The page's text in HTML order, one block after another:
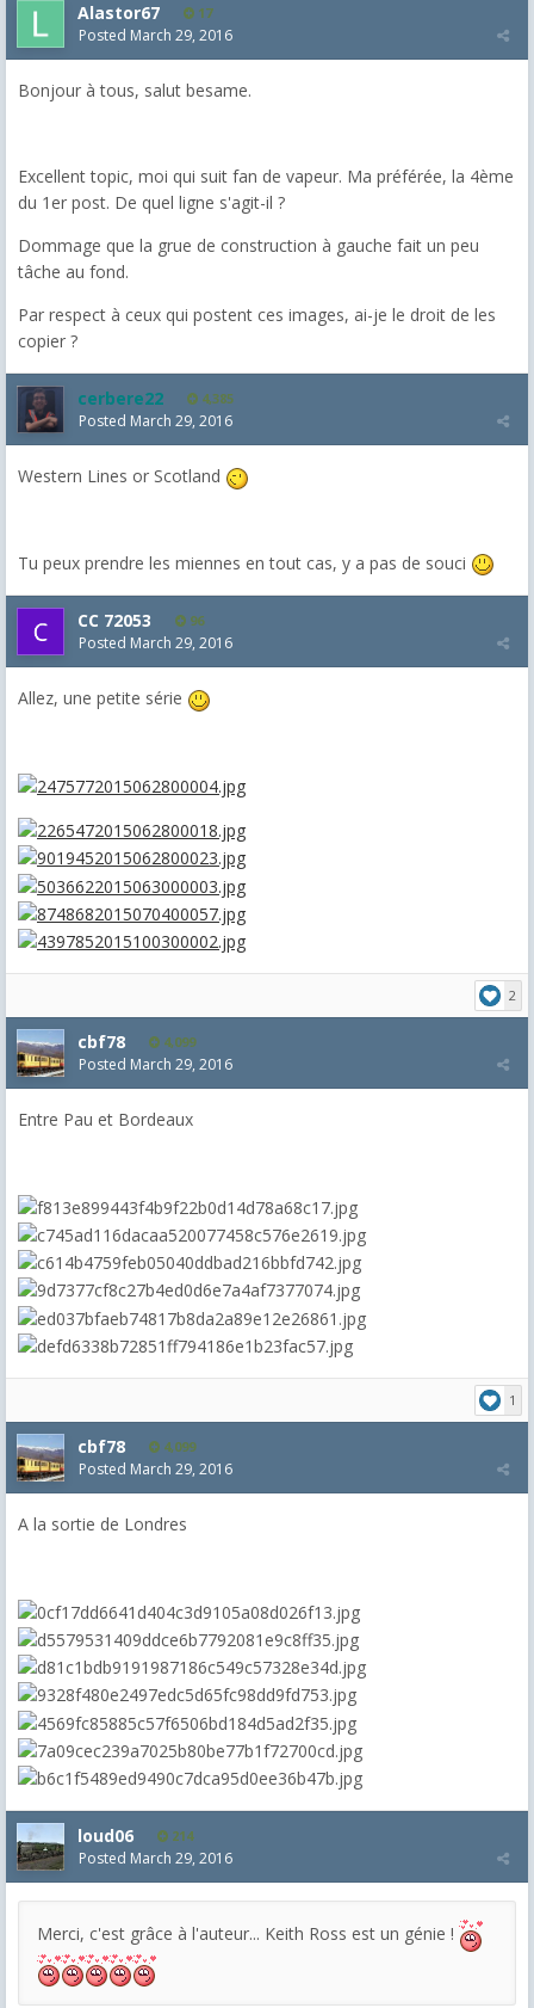
Alastor67 17
Posted March 29, 2016
Bonjour à tous, salut besame.
Excellent topic, moi qui suit fan de vapeur. Ma préférée, la 4ème
du 1er post. De quel ligne s'agit-il ?
Dommage que la grue de construction à gauche fait un peu
tâche au fond.
Par respect à ceux qui postent ces images, ai-je le droit de les
copier ?
cerbere22 4,385
Posted March 29, 2016
Western Lines or Scotland
Tu peux prendre les miennes en tout cas, y a pas de souci
CC 72053 96
Posted March 29, 2016
Allez, une petite série
2
cbf78 4,099
Posted March 29, 2016
Entre Pau et Bordeaux
1
cbf78 4,099
Posted March 29, 2016
A la sortie de Londres
loud06 214
Posted March 29, 2016
Merci, c'est grâce à l'auteur... Keith Ross est un génie !